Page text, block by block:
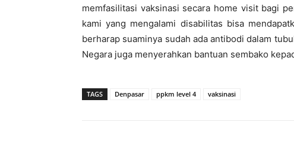
memfasilitasi vaksinasi secara home visit bagi
kami yang mengalami disabilitas bisa
berharap suaminya sudah ada antibodi dalam
Negara juga menyerahkan bantuan sembako
TAGS Denpasar ppkm level 4 vaksinasi